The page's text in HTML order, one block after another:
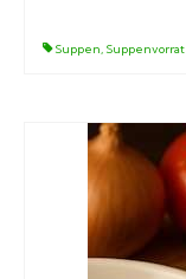
Suppen, Suppenvorrat